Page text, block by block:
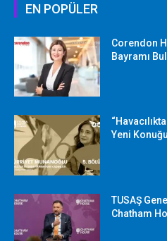
EN POPÜLER
Corendon
Bayramı
Yeni
TUSAŞ
Chatham